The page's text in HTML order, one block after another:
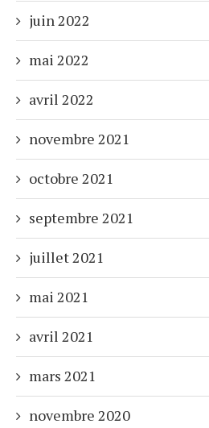
juin 2022
mai 2022
avril 2022
novembre 2021
octobre 2021
septembre 2021
juillet 2021
mai 2021
avril 2021
mars 2021
novembre 2020